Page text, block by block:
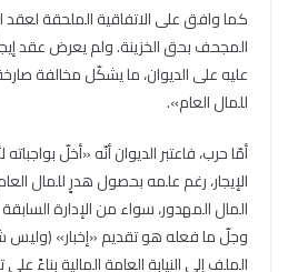
كما وافق على الاتفاقية الملحقة لعقد
المجحف بحق الخزينة. ولم يعرض عقد
عليه على الديوان، ما يشكّل مخالفة
للمال العام».
أمّا حرب، فاعتبر الديوان أنّه «أخلّ
الإيجار، رغم علمه بحصول هدرٍ للمال
المال المهدور، سواء من الإدارة
وجلّ ما فعله هو تقديم «إخبار»
الملف إلى النيابة العامة المالية بناءً